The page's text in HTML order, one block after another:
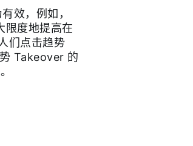
效，例如，
限度地提高在
们点击趋势
Takeover 的